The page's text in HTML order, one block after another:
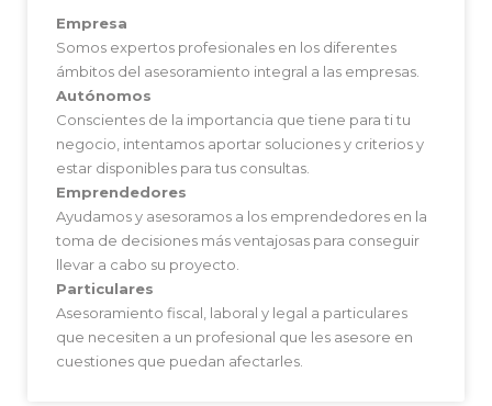
Empresa
Somos expertos profesionales en los diferentes
ámbitos del asesoramiento integral a las empresas.
Autónomos
Conscientes de la importancia que tiene para ti tu
negocio, intentamos aportar soluciones y criterios y
estar disponibles para tus consultas.
Emprendedores
Ayudamos y asesoramos a los emprendedores en la
toma de decisiones más ventajosas para conseguir
llevar a cabo su proyecto.
Particulares
Asesoramiento fiscal, laboral y legal a particulares
que necesiten a un profesional que les asesore en
cuestiones que puedan afectarles.